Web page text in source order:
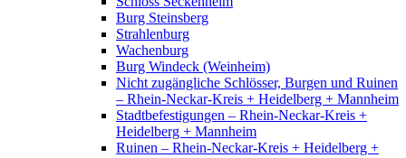
Burg Steinsberg
Strahlenburg
Wachenburg
Burg Windeck (Weinheim)
Nicht zugängliche Schlösser, Burgen und Ruinen
– Rhein-Neckar-Kreis + Heidelberg + Mannheim
Stadtbefestigungen – Rhein-Neckar-Kreis +
Heidelberg + Mannheim
Ruinen – Rhein-Neckar-Kreis + Heidelberg +